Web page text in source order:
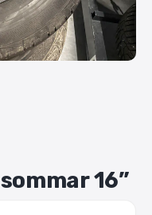
sommar16”